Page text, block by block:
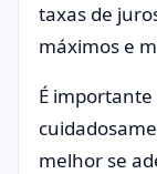
taxas de
máximos e
É
melhor se